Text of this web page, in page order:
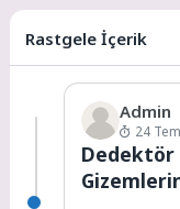
Rastgele İçerik
Admin
24
Dedektör